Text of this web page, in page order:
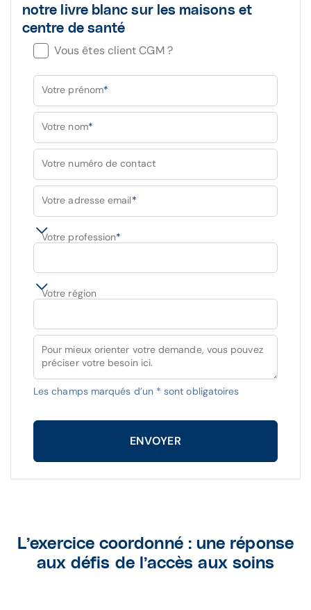
notre livre blanc sur les maisons et
centre de santé
Vous êtes client CGM ?
Votre prénom*
Votre nom*
Votre numéro de contact
Votre adresse email*
Votre profession*
Votre région
Pour mieux orienter votre demande, vous pouvez
préciser votre besoin ici.
Les champs marqués d’un * sont obligatoires
ENVOYER
L’exercice coordonné : une réponse
aux défis de l’accès aux soins